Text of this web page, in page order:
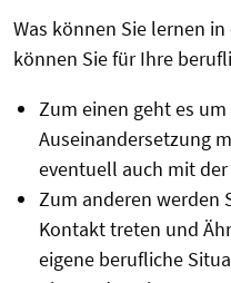
Was können Sie lernen
können Sie für Ihre
Zum einen geht es um
Auseinandersetzung
eventuell auch mit
Zum anderen werden
Kontakt treten und
eigene berufliche